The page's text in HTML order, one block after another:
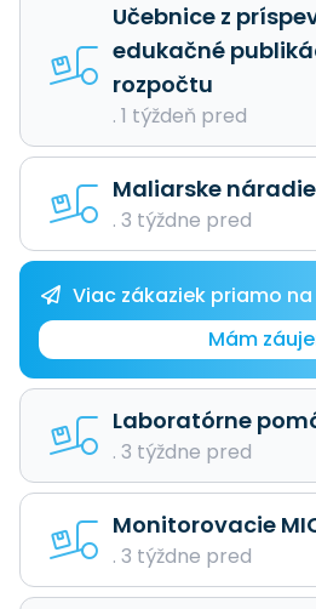
Učebnice z
edukačné
rozpočtu
. 1 týždeň pred
Maliarske
. 3 týždne pred
Viac zákaziek priamo
Mám
Laboratórne
. 3 týždne pred
Monitorovacie
. 3 týždne pred